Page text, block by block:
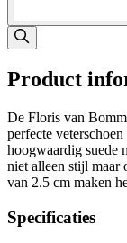
Product
De Floris van
perfecte
hoogwaardig suede
niet alleen stijl maar
van 2.5 cm maken
Specificaties